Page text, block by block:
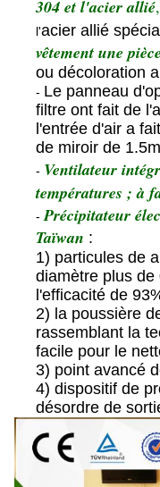
304 et l'acier allié,
l'acier allié
vêtement une
ou décoloration
- Le panneau
filtre ont fait de
l'entrée d'air a
de miroir de
- Ventilateur
températures ; à
- Précipitateur
Taïwan :
1) particules de
diamètre plus
l'efficacité de
2) la poussière
rassemblant la
facile pour le
3) point avancé
4) dispositif de
désordre de